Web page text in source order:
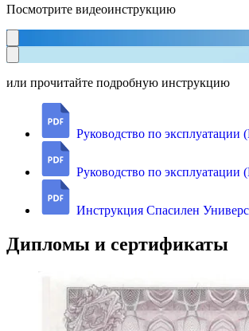
Посмотрите видеоинструкцию
или прочитайте подробную инструкцию
Руководство по эксплуатации
Руководство по эксплуатации
Инструкция Спасилен
Дипломы и сертификаты